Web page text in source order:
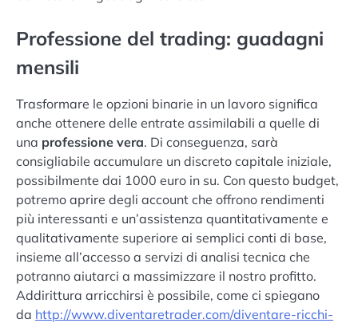
Professione del trading: guadagni
mensili
Trasformare le opzioni binarie in un lavoro significa
anche ottenere delle entrate assimilabili a quelle di
una professione vera. Di conseguenza, sarà
consigliabile accumulare un discreto capitale iniziale,
possibilmente dai 1000 euro in su. Con questo budget,
potremo aprire degli account che offrono rendimenti
più interessanti e un’assistenza quantitativamente e
qualitativamente superiore ai semplici conti di base,
insieme all’accesso a servizi di analisi tecnica che
potranno aiutarci a massimizzare il nostro profitto.
Addirittura arricchirsi è possibile, come ci spiegano
da http://www.diventaretrader.com/diventare-ricchi-